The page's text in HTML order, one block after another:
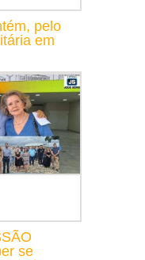
pelo
em
se